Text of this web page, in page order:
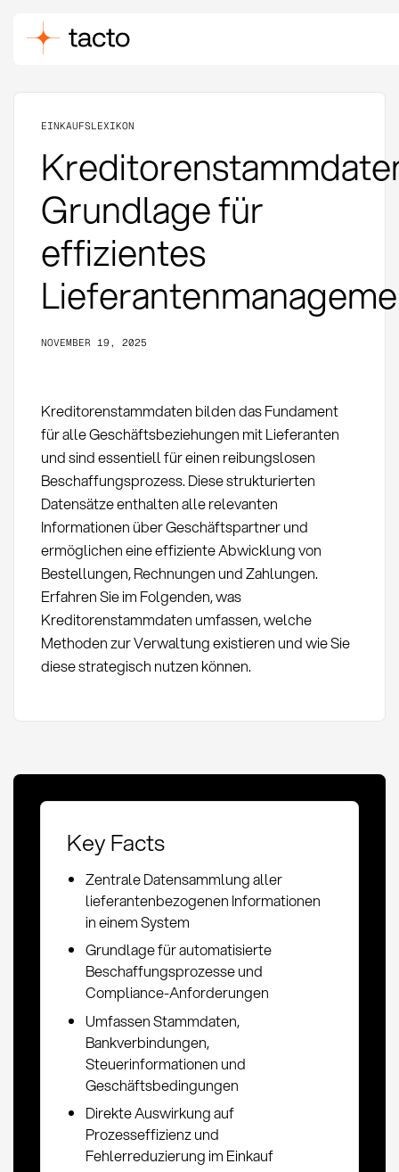
EINKAUFSLEXIKON
Grundlage für
effizientes
NOVEMBER 19, 2025
Kreditorenstammdaten bilden das Fundament
für alle Geschäftsbeziehungen mit Lieferanten
und sind essentiell für einen reibungslosen
Beschaffungsprozess. Diese strukturierten
Datensätze enthalten alle relevanten
Informationen über Geschäftspartner und
ermöglichen eine effiziente Abwicklung von
Bestellungen, Rechnungen und Zahlungen.
Erfahren Sie im Folgenden, was
Kreditorenstammdaten umfassen, welche
Methoden zur Verwaltung existieren und wie Sie
diese strategisch nutzen können.
Key Facts
Zentrale Datensammlung aller
lieferantenbezogenen Informationen
in einem System
Grundlage für automatisierte
Beschaffungsprozesse und
Compliance-Anforderungen
Umfassen Stammdaten,
Bankverbindungen,
Steuerinformationen und
Geschäftsbedingungen
Direkte Auswirkung auf
Prozesseffizienz und
Fehlerreduzierung im Einkauf